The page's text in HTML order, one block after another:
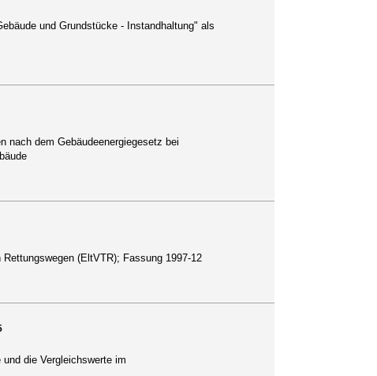
und Grundstücke - Instandhaltung" als
nach dem Gebäudeenergiegesetz bei
(EltVTR); Fassung 1997-12
die Vergleichswerte im